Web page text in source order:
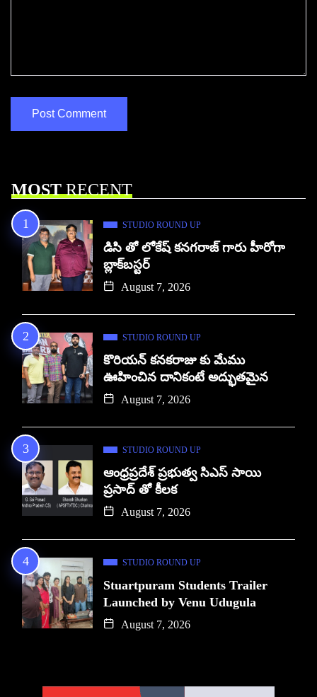
MOSTRECENT
STUDIO ROUND UP
డిసి తో లోకేష్ కనగరాజ్ గారు హీరోగా
బ్లాక్‌బస్టర్
August 7, 2026
STUDIO ROUND UP
కొరియన్ కనకరాజు కు మేము
ఊహించిన దానికంటే అద్భుతమైన
August 7, 2026
STUDIO ROUND UP
ఆంధ్రప్రదేశ్ ప్రభుత్వ సిఎస్ సాయి
ప్రసాద్ తో కీలక
August 7, 2026
STUDIO ROUND UP
Stuartpuram Students Trailer
Launched by Venu Udugula
August 7, 2026